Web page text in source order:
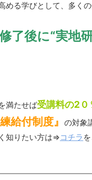
める学びとして、多く
了後に“実地
満たせば受講料の2０
給付制度』
の対象
知りたい方は⇒コチラ